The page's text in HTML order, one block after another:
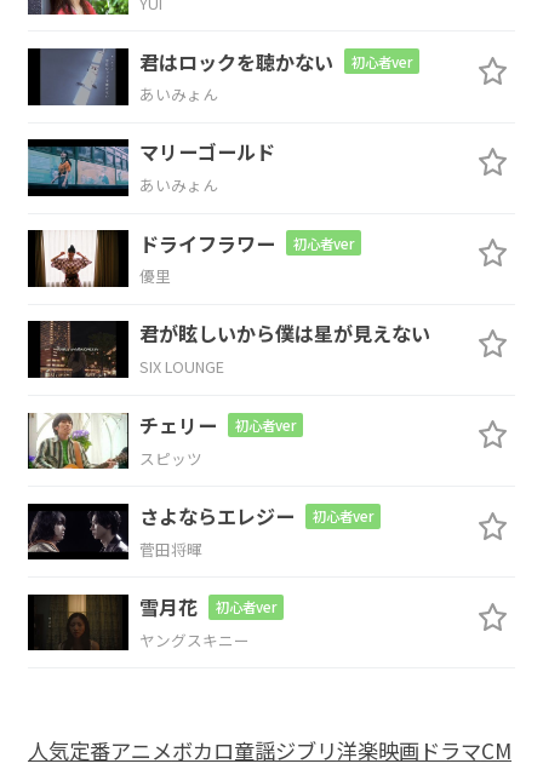
There's nothing you can
Em
G
Nothing you can sing that can't be
Em
sung
Nothing you can
how to play the game
D/C Bm7
君はロックを聴かない 初心者ver
あいみょん
マリーゴールド
あいみょん
ドライフラワー 初心者ver
優里
君が眩しいから僕は星が見えない
SIX LOUNGE
チェリー 初心者ver
スピッツ
さよならエレジー 初心者ver
菅田将暉
雪月花 初心者ver
ヤングスキニー
人気定番アニメボカロ童謡ジブリ洋楽映画ドラマCM